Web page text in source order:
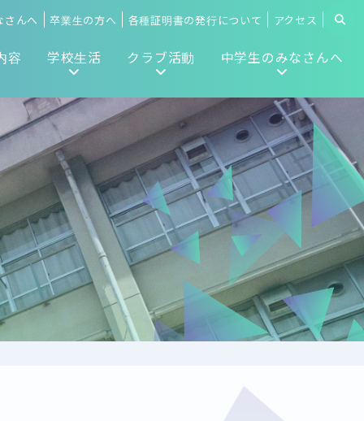
容 学校生活 クラブ活動 中学生のみなさんへ
さんへ 卒業生の方へ 各種証明書の発行について アクセス